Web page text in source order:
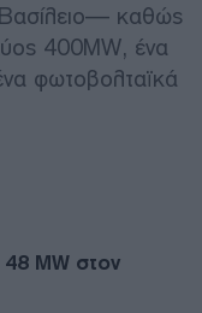
καθώς
400MW, ένα
φωτοβολταϊκά
48 ΜW στον